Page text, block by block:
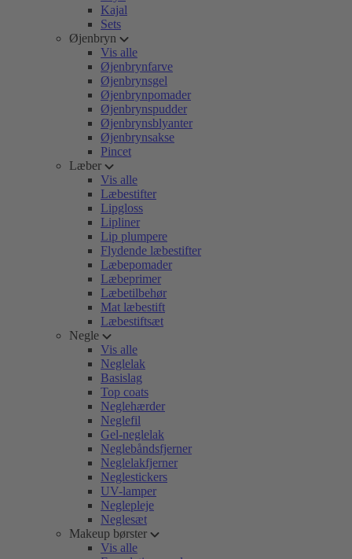
Kajal
Sets
Øjenbryn
Vis alle
Øjenbrynfarve
Øjenbrynsgel
Øjenbrynpomader
Øjenbrynspudder
Øjenbrynsblyanter
Øjenbrynsakse
Pincet
Læber
Vis alle
Læbestifter
Lipgloss
Lipliner
Lip plumpere
Flydende læbestifter
Læbepomader
Læbeprimer
Læbetilbehør
Mat læbestift
Læbestiftsæt
Negle
Vis alle
Neglelak
Basislag
Top coats
Neglehærder
Neglefil
Gel-neglelak
Neglebåndsfjerner
Neglelakfjerner
Neglestickers
UV-lamper
Neglepleje
Neglesæt
Makeup børster
Vis alle